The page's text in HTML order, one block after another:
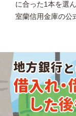
に合った1本を選
室蘭信用金庫の公